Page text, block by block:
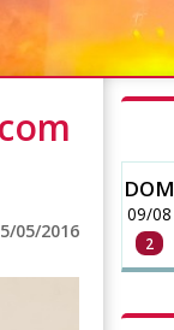
05/2016
DOM
09/08
2